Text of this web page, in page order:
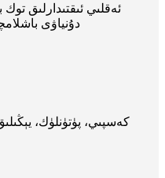
ئەقلىي ئىقتىدارلىق
دۇنياۋى
كەسپىي، پۈتۈنلۈك،